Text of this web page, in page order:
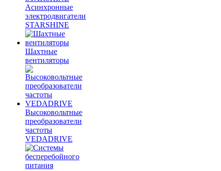
Асинхронные
электродвигатели
STARSHINE
Шахтные
вентиляторы
Высоковольтные
преобразователи
частоты
VEDADRIVE